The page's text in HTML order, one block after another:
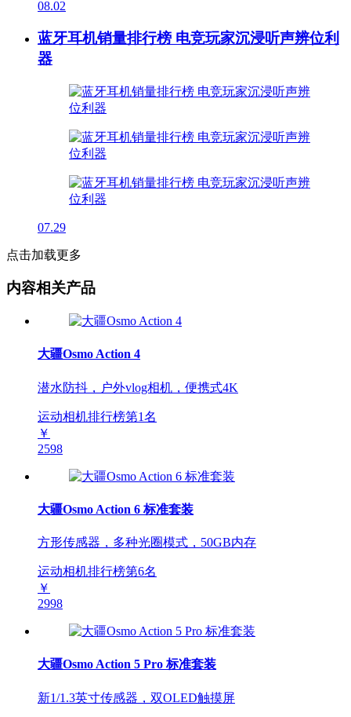
08.02
蓝牙耳机销量排行榜 电竞玩家沉浸听声辨位利
器
07.29
点击加载更多
内容相关产品
大疆Osmo Action 4
潜水防抖，户外vlog相机，便携式4K
运动相机排行榜第1名
￥
2598
大疆Osmo Action 6 标准套装
方形传感器，多种光圈模式，50GB内存
运动相机排行榜第6名
￥
2998
大疆Osmo Action 5 Pro 标准套装
新1/1.3英寸传感器，双OLED触摸屏